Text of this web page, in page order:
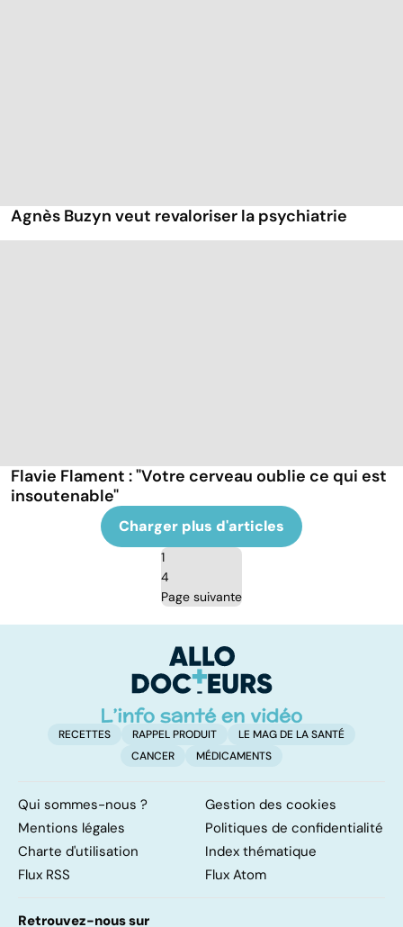
Agnès Buzyn veut revaloriser la psychiatrie
Flavie Flament : "Votre cerveau oublie ce qui est
insoutenable"
Charger plus d'articles
1
4
Page suivante
RECETTES RAPPEL PRODUIT
LE MAG DE LA SANTÉ
CANCER
MÉDICAMENTS
Qui sommes-nous ?
Gestion des cookies
Mentions légales
Politiques de confidentialité
Charte d'utilisation
Index thématique
Flux RSS
Flux Atom
Retrouvez-nous sur